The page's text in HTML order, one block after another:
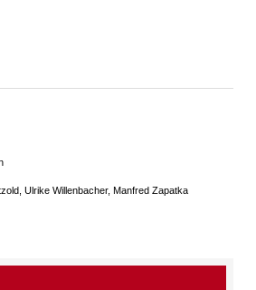
Ulrike Willenbacher, Manfred Zapatka